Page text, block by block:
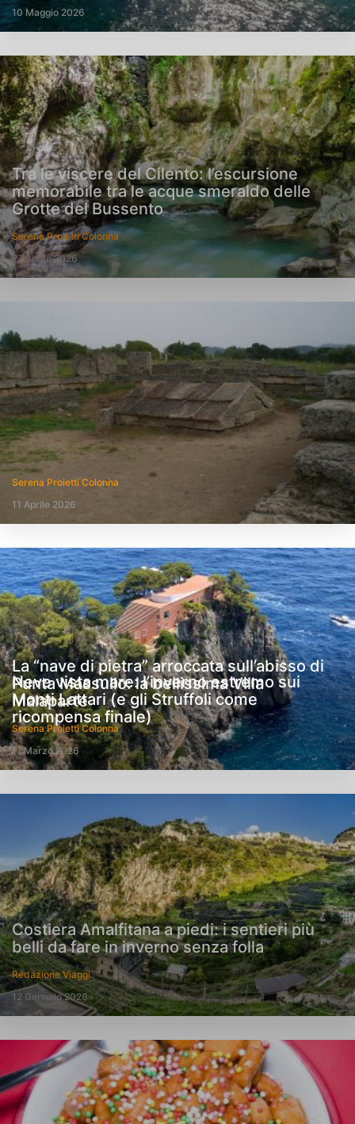
10 Maggio 2026
Tra le viscere del Cilento: l’escursione
memorabile tra le acque smeraldo delle
Grotte del Bussento
Serena Proietti Colonna
27 Aprile 2026
Serena Proietti Colonna
11 Aprile 2026
La “nave di pietra” arroccata sull’abisso di
Punta Massullo: la bellissima Villa
Malaparte
Serena Proietti Colonna
11 Marzo 2026
Costiera Amalfitana a piedi: i sentieri più
belli da fare in inverno senza folla
Redazione Viaggi
12 Gennaio 2026
Neve vista mare: l’inverno estremo sui
Monti Lattari (e gli Struffoli come
ricompensa finale)